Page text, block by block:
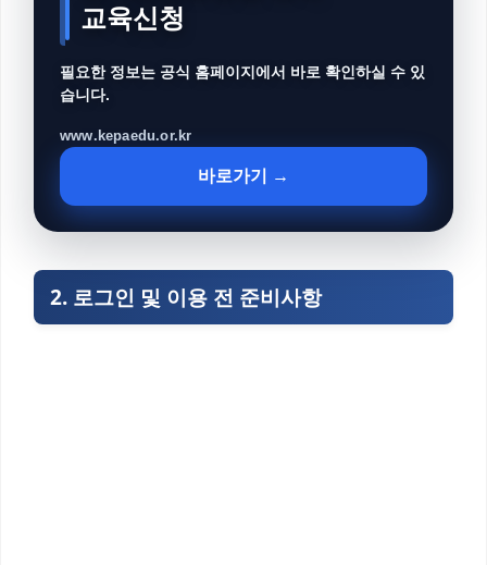
교육신청
필요한 정보는 공식 홈페이지에서 바로 확인하실 수 있
습니다.
www.kepaedu.or.kr
바로가기 →
2. 로그인 및 이용 전 준비사항